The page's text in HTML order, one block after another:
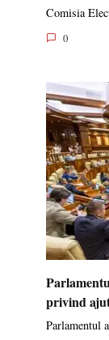
Comisia
0
privind
Parlamentul